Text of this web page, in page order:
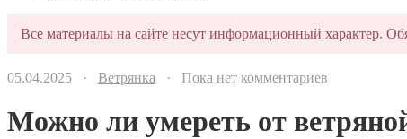
Все материалы на сайте несут информационный характер.
05.04.2025 · Ветрянка · Пока нет комментариев
Можно ли умереть от